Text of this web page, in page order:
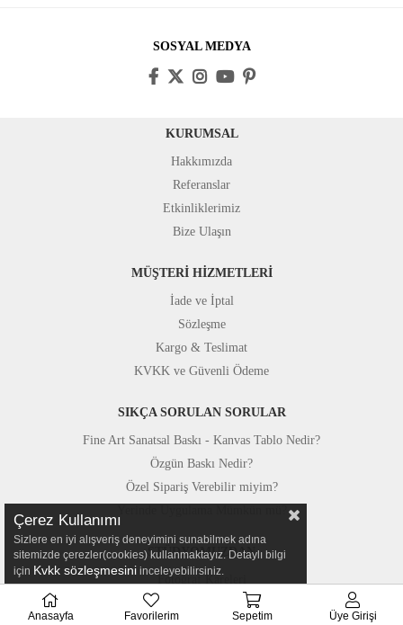
SOSYAL MEDYA
KURUMSAL
Hakkımızda
Referanslar
Etkinliklerimiz
Bize Ulaşın
MÜŞTERİ HİZMETLERİ
İade ve İptal
Sözleşme
Kargo & Teslimat
KVKK ve Güvenli Ödeme
SIKÇA SORULAN SORULAR
Fine Art Sanatsal Baskı - Kanvas Tablo Nedir?
Özgün Baskı Nedir?
Özel Sipariş Verebilir miyim?
STÜDYOMUZDAN
Fotoğraf Kareleri
Basında Canvastar
Çerez Kullanımı
Sizlere en iyi alışveriş deneyimini sunabilmek adına
sitemizde çerezler(cookies) kullanmaktayız. Detaylı bilgi
için Kvkk sözleşmesini inceleyebilirsiniz.
Anasayfa Favorilerim Sepetim Üye Girişi